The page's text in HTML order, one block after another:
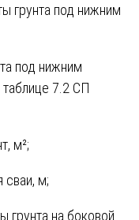
грунта под нижним
под нижним
7.2 СП
м²;
сваи, м;
грунта на боковой